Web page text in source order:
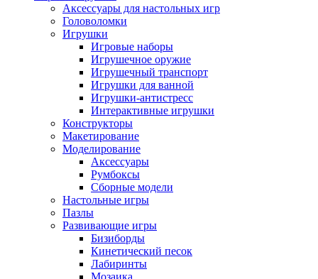
Аксессуары для настольных игр
Головоломки
Игрушки
Игровые наборы
Игрушечное оружие
Игрушечный транспорт
Игрушки для ванной
Игрушки-антистресс
Интерактивные игрушки
Конструкторы
Макетирование
Моделирование
Аксессуары
Румбоксы
Сборные модели
Настольные игры
Пазлы
Развивающие игры
Бизиборды
Кинетический песок
Лабиринты
Мозаика